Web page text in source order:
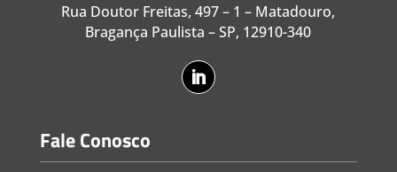
Rua Doutor Freitas, 497 – 1 – Matadouro,
Bragança Paulista – SP, 12910-340
Fale Conosco